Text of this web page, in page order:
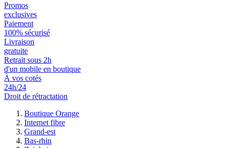
Promos
exclusives
Paiement
100% sécurisé
Livraison
gratuite
Retrait sous 2h
d'un mobile en boutique
À vos cotés
24h/24
Droit de rétractation
Boutique Orange
Internet fibre
Grand-est
Bas-rhin